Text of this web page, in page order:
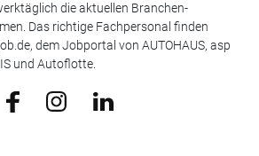
die aktuellen Branchen-
Das richtige Fachpersonal finden
dem Jobportal von AUTOHAUS, asp
und Autoflotte.